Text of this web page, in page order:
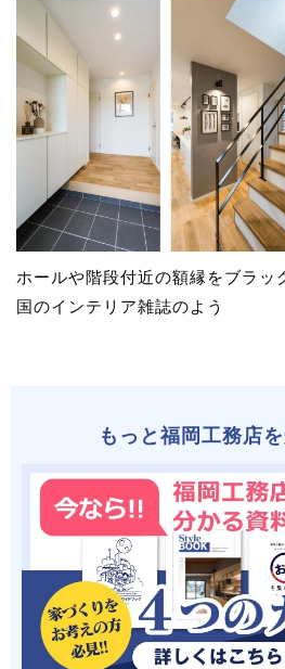
ホールや階段付近の額縁をブラッ
国のインテリア雑誌のよう
もっと福岡工務店